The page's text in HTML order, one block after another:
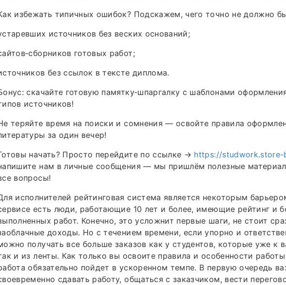
избежать типичных ошибок? Подскажем, чего точно не должно
источников без веских оснований;
готовых работ;
без ссылок в тексте диплома.
скачайте готовую памятку‑шпаргалку с шаблонами
источников!
теряйте время на поиски и сомнения — освойте правила
за один вечер!
начать? Просто перейдите по ссылке → https://studwork.store-
нам в личные сообщения — мы пришлём полезные
вопросы!
исполнителей рейтинговая система является некоторым
есть люди, работающие 10 лет и более, имеющие рейтинг и
работ. Конечно, это усложнит первые шаги, не стоит
доходы. Но с течением времени, если упорно и
получать все больше заказов как у студентов, которые уже к
и из ленты. Как только вы освоите правила и особенности
обязательно пойдет в ускоренном темпе. В первую очередь
сдавать работу, общаться с заказчиком, вести